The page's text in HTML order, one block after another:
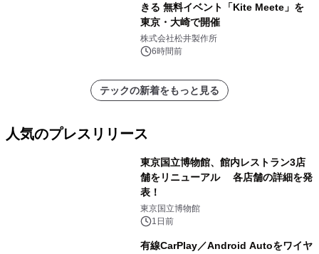
きる 無料イベント「Kite Meete」を
東京・大崎で開催
株式会社松井製作所
6時間前
テックの新着をもっと見る
人気のプレスリリース
東京国立博物館、館内レストラン3店
舗をリニューアル 各店舗の詳細を発
表！
東京国立博物館
1日前
有線CarPlay／Android Autoをワイヤ